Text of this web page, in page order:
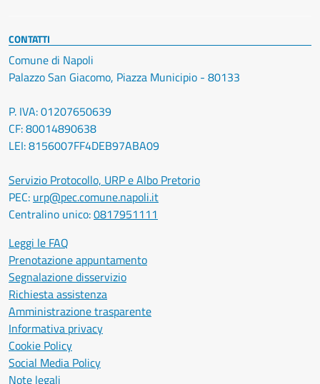
CONTATTI
Comune di Napoli
Palazzo San Giacomo, Piazza Municipio - 80133
P. IVA: 01207650639
CF: 80014890638
LEI: 8156007FF4DEB97ABA09
Servizio Protocollo, URP e Albo Pretorio
PEC: urp@pec.comune.napoli.it
Centralino unico:0817951111
Leggi le FAQ
Prenotazione appuntamento
Segnalazione disservizio
Richiesta assistenza
Amministrazione trasparente
Informativa privacy
Cookie Policy
Social Media Policy
Note legali